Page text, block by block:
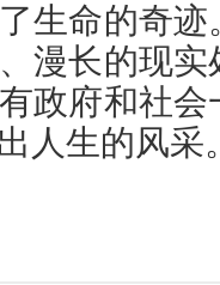
生命的奇
漫长的现
政府和社
人生的风采